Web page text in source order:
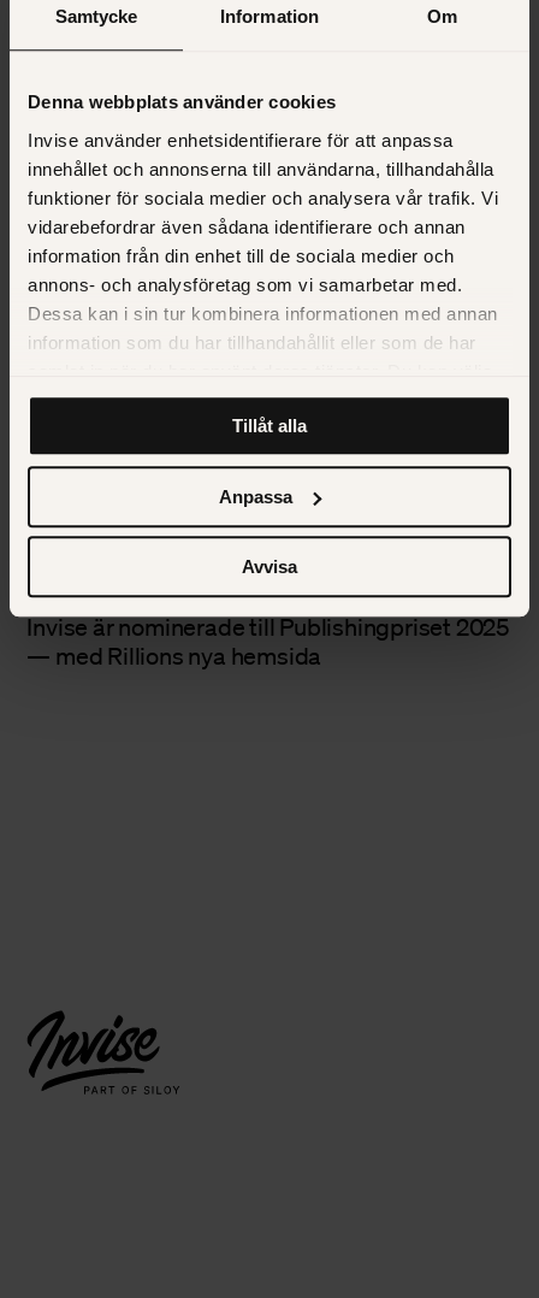
Samtycke Information Om
Denna webbplats använder cookies
Invise använder enhetsidentifierare för att anpassa
innehållet och annonserna till användarna, tillhandahålla
funktioner för sociala medier och analysera vår trafik. Vi
vidarebefordrar även sådana identifierare och annan
information från din enhet till de sociala medier och
annons- och analysföretag som vi samarbetar med.
Dessa kan i sin tur kombinera informationen med annan
information som du har tillhandahållit eller som de har
att klicka på “information” för att välja och justera vilka
cookies som ska sättas. Läs vår
cookies, deras funktion, varför vi använder dem och hur
Tillåt alla
Anpassa
Avvisa
Invise stärker det tekniska erbjudandet –
rekryterar Pre-Sales Solution Architect
Invise är nominerade till Publishingpriset 2025
— med Rillions nya hemsida